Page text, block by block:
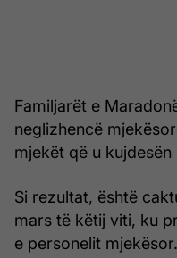
Familjarët e
neglizhencë
mjekët që u kujdesën
Si rezultat, është
mars të këtij viti, ku
e personelit mjekësor.